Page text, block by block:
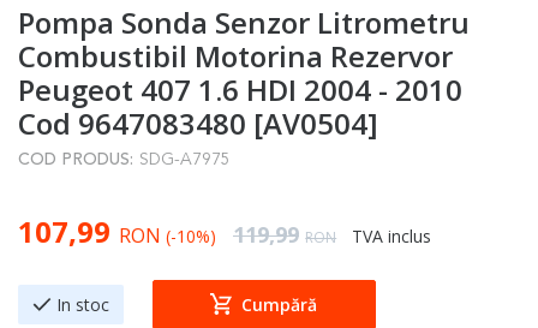
to
the
beginning
of
the
images
Pompa Sonda Senzor Litrometru
Combustibil Motorina Rezervor
Peugeot 407 1.6 HDI 2004 - 2010
Cod 9647083480 [AV0504]
COD PRODUS: SDG-A7975
Special Price
107,99 RON (-10%) Regular Price
119,99 RON TVA inclus
In stoc Cumpără